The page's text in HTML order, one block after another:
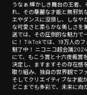
うなぁ 輝かしき舞台の王者
れ、その華麗な才能と無邪気
エやダンスに没頭し、しなや
な可愛さと柔らかな美しさを
送では、その圧倒的な魅力で
に！ TikTokでは、19万人の
魅了中！ ニコニコ超会議
にて、もこう賞と十六夜楓賞
決定し、ますますその存在感
取り組み、独自の世界観でフ
そしてクリエイティブな才能
どこまでも多彩で、未来に向